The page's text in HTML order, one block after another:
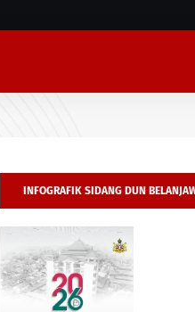
INFOGRAFIK SIDANG DUN
2026